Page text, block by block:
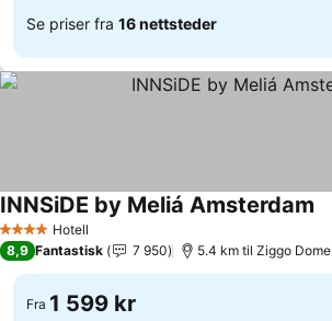
Se priser fra 16 nettsteder
4 StjernerHotell
INNSiDE by Meliá Amsterdam
8,9 Fantastisk 7 950 5.4 km til Ziggo Dome
Fra 1 599 kr